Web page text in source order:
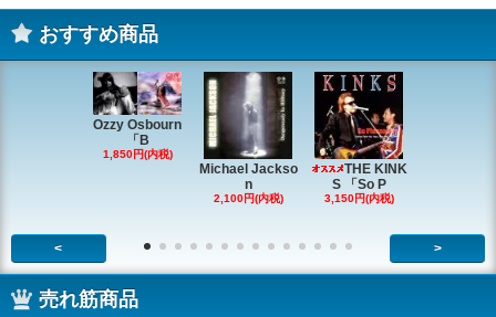
おすすめ商品
Ozzy Osbourn
「B
1,850円(内税)
Michael Jackso
n
2,100円(内税)
THE KINK
S 「So P
3,150円(内税)
< >
売れ筋商品